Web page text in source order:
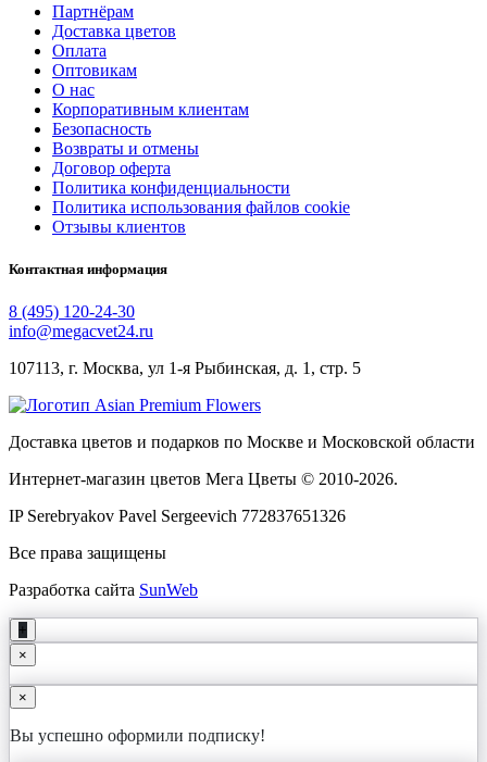
Партнёрам
Доставка цветов
Оплата
Оптовикам
О нас
Корпоративным клиентам
Безопасность
Возвраты и отмены
Договор оферта
Политика конфиденциальности
Политика использования файлов cookie
Отзывы клиентов
Контактная информация
8 (495) 120-24-30
info@megacvet24.ru
107113, г. Москва, ул 1-я Рыбинская, д. 1, стр. 5
Доставка цветов и подарков по Москве и Московской области
Интернет-магазин цветов Мега Цветы © 2010-2026.
IP Serebryakov Pavel Sergeevich 772837651326
Все права защищены
Разработка сайта SunWeb
+
×
×
Вы успешно оформили подписку!